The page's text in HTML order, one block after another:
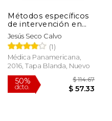
Métodos específicos
de intervención en
fisioterapia
Jesús Seco Calvo
(1)
Médica Panamericana,
2016, Tapa Blanda, Nuevo